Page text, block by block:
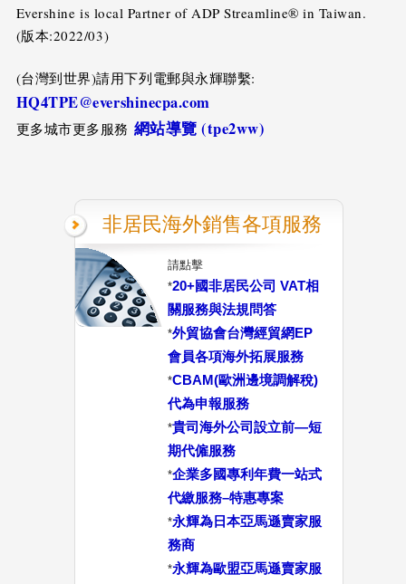
Evershine is local Partner of ADP Streamline® in Taiwan.
(版本:2022/03)
(台灣到世界)請用下列電郵與永輝聯繫:
HQ4TPE@evershinecpa.com
更多城市更多服務 網站導覽 (tpe2ww)
非居民海外銷售各項服務
請點擊
*20+國非居民公司 VAT相
關服務與法規問答
*外貿協會台灣經貿網EP
會員各項海外拓展服務
*CBAM(歐洲邊境調解稅)
代為申報服務
*貴司海外公司設立前—短
期代僱服務
*企業多國專利年費一站式
代繳服務–特惠專案
*永輝為日本亞馬遜賣家服
務商
*永輝為歐盟亞馬遜賣家服